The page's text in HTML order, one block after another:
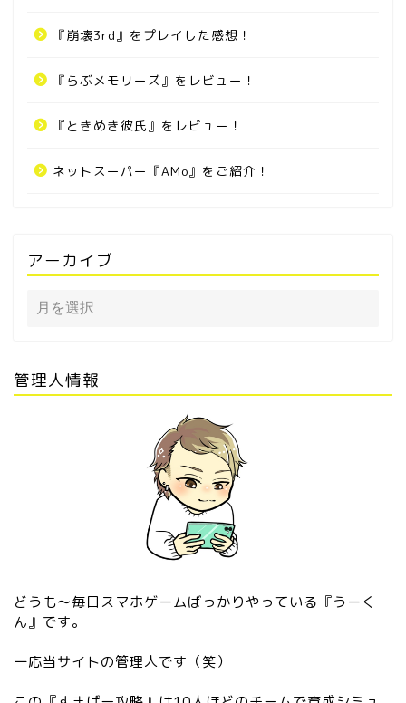
『崩壊3rd』をプレイした感想！
『らぶメモリーズ』をレビュー！
『ときめき彼氏』をレビュー！
ネットスーパー『AMo』をご紹介！
アーカイブ
管理人情報
どうも〜毎日スマホゲームばっかりやっている『うーく
ん』です。
一応当サイトの管理人です（笑）